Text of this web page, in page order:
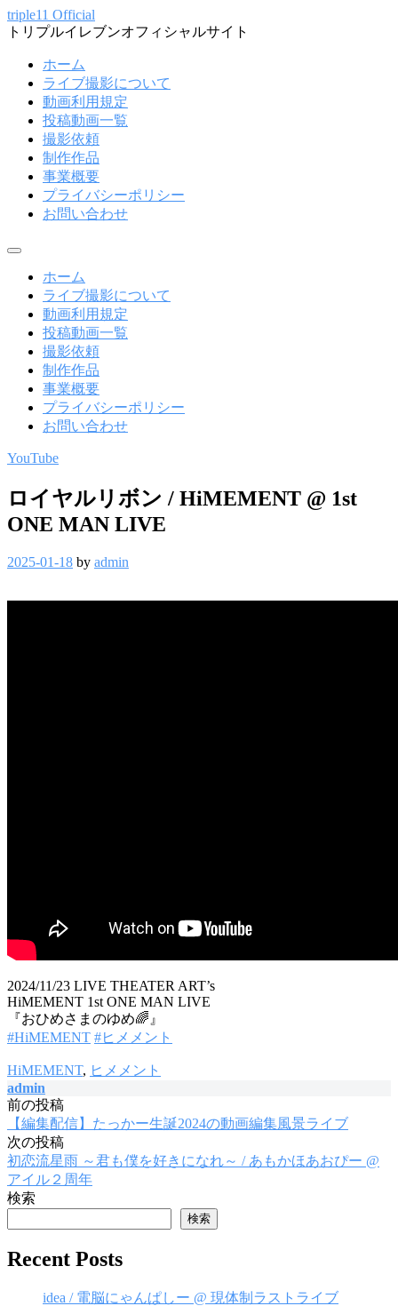
コ
ン
triple11 Official
トリプルイレブンオフィシャルサイト
ホーム
ライブ撮影について
動画利用規定
投稿動画一覧
撮影依頼
制作作品
事業概要
プライバシーポリシー
お問い合わせ
メ
ホーム
ライブ撮影について
動画利用規定
投稿動画一覧
撮影依頼
制作作品
事業概要
プライバシーポリシー
お問い合わせ
YouTube
ロイヤルリボン / HiMEMENT @ 1st
ONE MAN LIVE
2025-01-18 by admin
2024/11/23 LIVE THEATER ART’s
HiMEMENT 1st ONE MAN LIVE
『おひめさまのゆめ🌈』
#HiMEMENT #ヒメメント
HiMEMENT, ヒメメント
admin
投
稿
ナ
ビ
ゲ
ー
前の投稿
【編集配信】たっかー生誕2024の動画編集風景ライブ
次の投稿
初恋流星雨 ～君も僕を好きになれ～ / あもかほあおぴー @
アイル２周年
検索
検索
Recent Posts
idea / 電脳にゃんぱしー @ 現体制ラストライブ